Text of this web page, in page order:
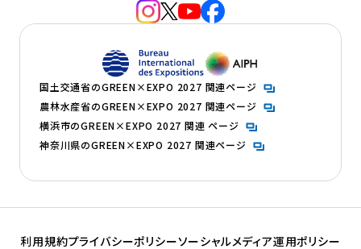
（新規タブで開きます）
（新規タブで開きます）
（新規タブで開きます）（新規タブで開きます）
国土交通省のGREEN×EXPO 2027 関連ページ
農林水産省のGREEN×EXPO 2027 関連ページ
横浜市のGREEN×EXPO 2027 関連 ページ
神奈川県のGREEN×EXPO 2027 関連ページ
利用規約プライバシーポリシーソーシャルメディア運用ポリシー